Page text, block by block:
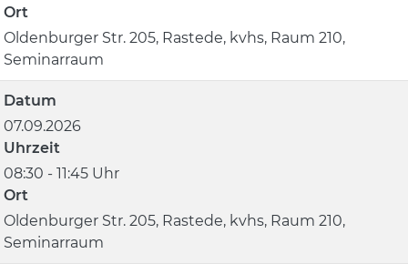
Ort
Oldenburger Str. 205, Rastede, kvhs, Raum 210,
Seminarraum
Datum
07.09.2026
Uhrzeit
08:30 - 11:45 Uhr
Ort
Oldenburger Str. 205, Rastede, kvhs, Raum 210,
Seminarraum